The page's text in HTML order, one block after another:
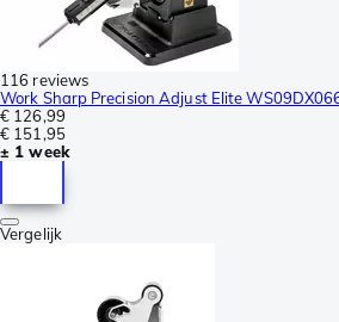
116 reviews
Work Sharp Precision Adjust Elite
€ 126,99
€ 151,95
± 1 week
Vergelijk